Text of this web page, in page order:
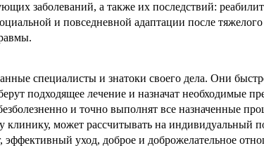
заболеваний, а также их последствий:
и повседневной адаптации после тяжелого
специалисты и знатоки своего дела. Они
подходящее лечение и назначат необходимые
и точно выполнят все назначенные
может рассчитывать на индивидуальный
эффективный уход, доброе и доброжелательное